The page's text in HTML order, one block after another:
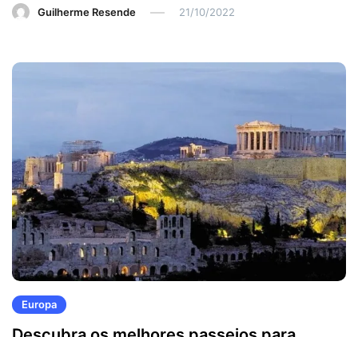
Guilherme Resende 21/10/2022
Europa